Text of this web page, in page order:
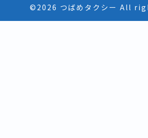
©2026 つばめタクシー All